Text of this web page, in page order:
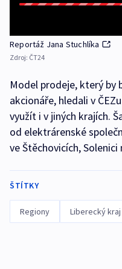
Reportáž Jana Stuchlíka
Zdroj: ČT24
Model prodeje, který by
akcionáře, hledali v
využít i v jiných krajích.
od elektrárenské
ve Štěchovicích,
ŠTÍTKY
Regiony Liberecký kraj